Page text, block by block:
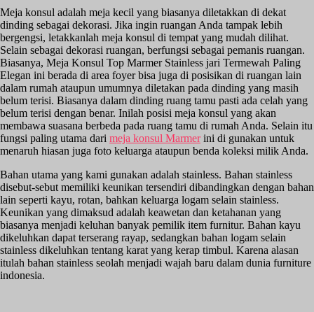
Meja konsul adalah meja kecil yang biasanya diletakkan di dekat
dinding sebagai dekorasi. Jika ingin ruangan Anda tampak lebih
bergengsi, letakkanlah meja konsul di tempat yang mudah dilihat.
Selain sebagai dekorasi ruangan, berfungsi sebagai pemanis ruangan.
Biasanya, Meja Konsul Top Marmer Stainless jari Termewah Paling
Elegan ini berada di area foyer bisa juga di posisikan di ruangan lain
dalam rumah ataupun umumnya diletakan pada dinding yang masih
belum terisi. Biasanya dalam dinding ruang tamu pasti ada celah yang
belum terisi dengan benar. Inilah posisi meja konsul yang akan
membawa suasana berbeda pada ruang tamu di rumah Anda. Selain itu
fungsi paling utama dari meja konsul Marmerini di gunakan untuk
menaruh hiasan juga foto keluarga ataupun benda koleksi milik Anda.
Bahan utama yang kami gunakan adalah stainless. Bahan stainless
disebut-sebut memiliki keunikan tersendiri dibandingkan dengan bahan
lain seperti kayu, rotan, bahkan keluarga logam selain stainless.
Keunikan yang dimaksud adalah keawetan dan ketahanan yang
biasanya menjadi keluhan banyak pemilik item furnitur. Bahan kayu
dikeluhkan dapat terserang rayap, sedangkan bahan logam selain
stainless dikeluhkan tentang karat yang kerap timbul. Karena alasan
itulah bahan stainless seolah menjadi wajah baru dalam dunia furniture
indonesia.